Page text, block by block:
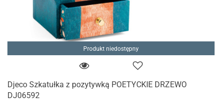
Produkt niedostępny
Djeco Szkatułka z pozytywką POETYCKIE DRZEWO
DJ06592